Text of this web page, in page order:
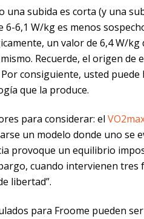
una subida es corta (y una
6,1 W/kg es menos
un valor de 6,4 W/
Recuerde, el origen de
consiguiente, usted
que la produce.
para considerar: el
un modelo donde uno se
provoque un equilibrio
cuando intervienen
libertad”.
para Froome pueden